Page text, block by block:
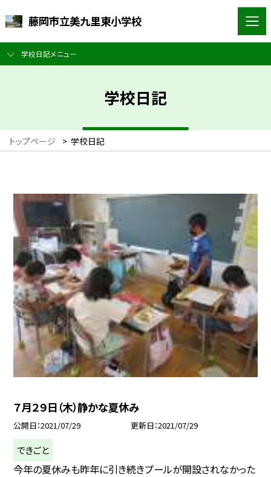
藤岡市立美九里東小学校
学校日記メニュー
学校日記
トップページ > 学校日記
７月２９日（木）静かな夏休み
公開日 2021/07/29 更新日 2021/07/29
できごと
今年の夏休みも昨年に引き続きプールが開設されなかった